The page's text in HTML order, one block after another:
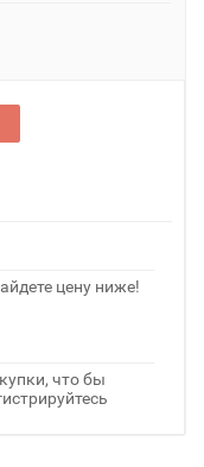
цену ниже!
что бы